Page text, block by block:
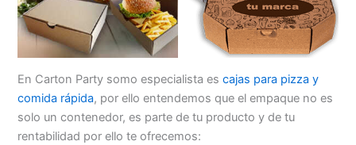
En Carton Party somo especialista escajas para pizza y
comida rápida, por ello entendemos que el empaque no es
solo un contenedor, es parte de tu producto y de tu
rentabilidad por ello te ofrecemos: